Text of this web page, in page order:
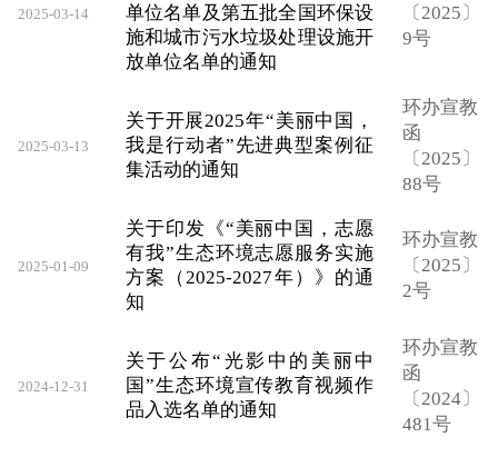
2025-03-14
单位名单及第五批全国环保设
施和城市污水垃圾处理设施开
放单位名单的通知
〔2025〕
9号
2025-03-13
关于开展2025年“美丽中国，
我是行动者”先进典型案例征
集活动的通知
环办宣教
函
〔2025〕
88号
2025-01-09
关于印发《“美丽中国，志愿
有我”生态环境志愿服务实施
方案（2025-2027年）》的通
知
环办宣教
〔2025〕
2号
2024-12-31
关于公布“光影中的美丽中
国”生态环境宣传教育视频作
品入选名单的通知
环办宣教
函
〔2024〕
481号